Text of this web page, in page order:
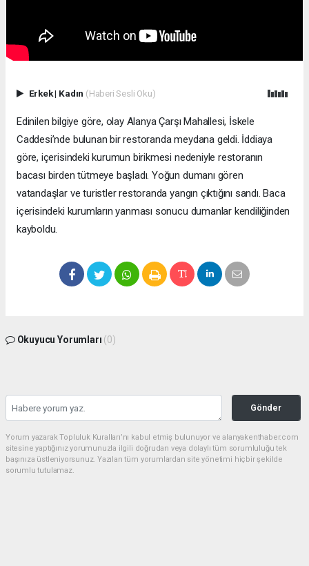
Erkek| Kadın (Haberi Sesli Oku)
Edinilen bilgiye göre, olay Alanya Çarşı Mahallesi, İskele
Caddesi’nde bulunan bir restoranda meydana geldi. İddiaya
göre, içerisindeki kurumun birikmesi nedeniyle restoranın
bacası birden tütmeye başladı. Yoğun dumanı gören
vatandaşlar ve turistler restoranda yangın çıktığını sandı. Baca
içerisindeki kurumların yanması sonucu dumanlar kendiliğinden
kayboldu.
Okuyucu Yorumları (0)
Gönder
Yorum yazarak Topluluk Kuralları’nı kabul etmiş bulunuyor ve alanyakenthaber.com
sitesine yaptığınız yorumunuzla ilgili doğrudan veya dolaylı tüm sorumluluğu tek
başınıza üstleniyorsunuz. Yazılan tüm yorumlardan site yönetimi hiçbir şekilde
sorumlu tutulamaz.